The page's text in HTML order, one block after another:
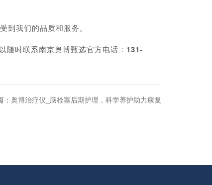
我们的品质和服务。
随时联系南京奥博甄选官方电话： 131-
： 奥博治疗仪_脑栓塞后期护理，科学养护助力康复